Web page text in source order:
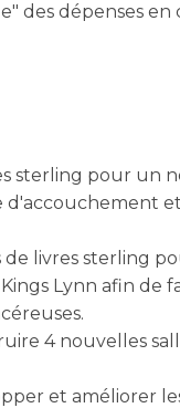
des dépenses en
sterling pour un
d'accouchement
de livres sterling
Lynn afin de
4 nouvelles
et améliorer